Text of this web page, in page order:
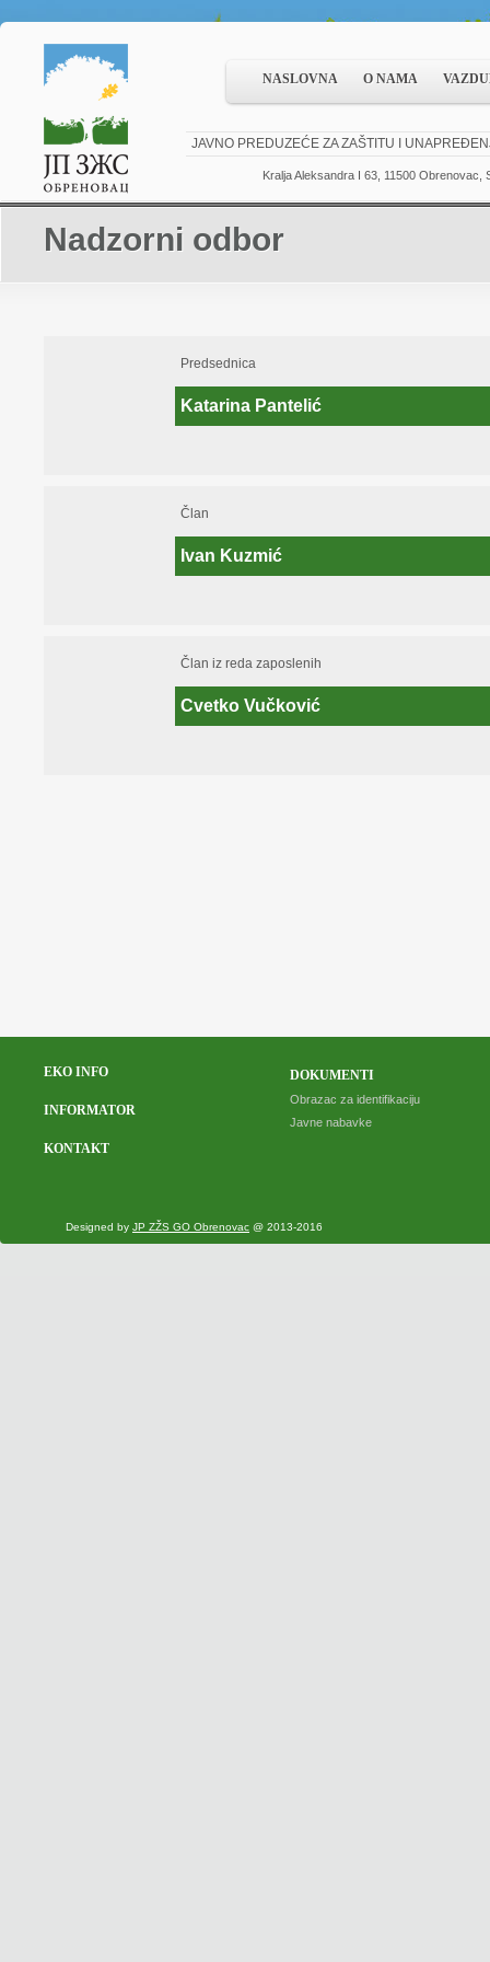
JAVNO PREDUZEĆE ZA ZAŠTITU I
Kralja Aleksandra I 63, 11500 Obrenovac,
NASLOVNA O NAMA
Nadzorni odbor
Predsednica
Katarina Pantelić
Član
Ivan Kuzmić
Član iz reda zaposlenih
Cvetko Vučković
EKO INFO
INFORMATOR
KONTAKT
DOKUMENTI
Obrazac za identifikaciju
Javne nabavke
Designed by JP ZŽS GO Obrenovac @ 2013-2016